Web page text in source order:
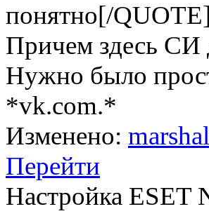
понятно[/QUOTE]
Причем здесь СИ
Нужно было
*vk.com.*
Изменено:
Перейти
Настройка ESET